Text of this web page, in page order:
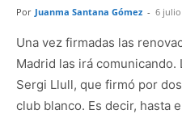
Por Juanma Santana Gómez - 6 julio
Una vez firmadas las
Madrid las irá comunicando.
Sergi Llull, que firmó por
club blanco. Es decir, hasta